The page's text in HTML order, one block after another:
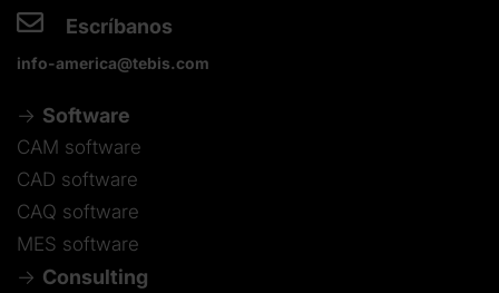
Escríbanos
info-america@tebis.com
Software
CAM software
CAD software
CAQ software
MES software
Consulting